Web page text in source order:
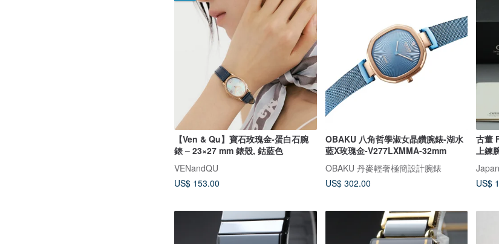
【Ven & Qu】寶石玫瑰金-蛋白石腕
錶 – 23×27 mm 錶殼, 鈷藍色
VENandQU
US$ 153.00
OBAKU 八角哲學淑女晶鑽腕錶-湖水
藍X玫瑰金-V277LXMMA-32mm
OBAKU 丹麥輕奢極簡設計腕錶
US$ 302.00
古董
上鍊
US$